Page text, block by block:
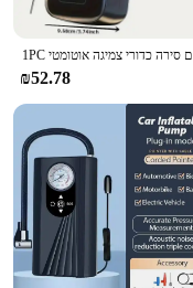
balls; it's a versatile tool
sleek, portable design
tool for both personal
just a product; it's a
and all the
is sure to be a hit. Its
₪52.78